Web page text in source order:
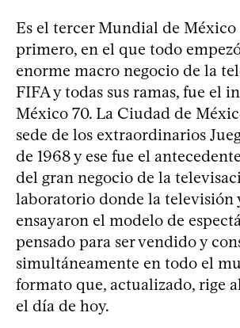
Es el tercer Mundial de México
primero, en el que todo
enorme macro negocio de la
FIFA y todas sus ramas, fue el
México 70. La Ciudad de
sede de los extraordinarios
de 1968 y ese fue el
del gran negocio de la
laboratorio donde la televisión
ensayaron el modelo de
pensado para ser vendido y
simultáneamente en todo el
formato que, actualizado, rige
el día de hoy.